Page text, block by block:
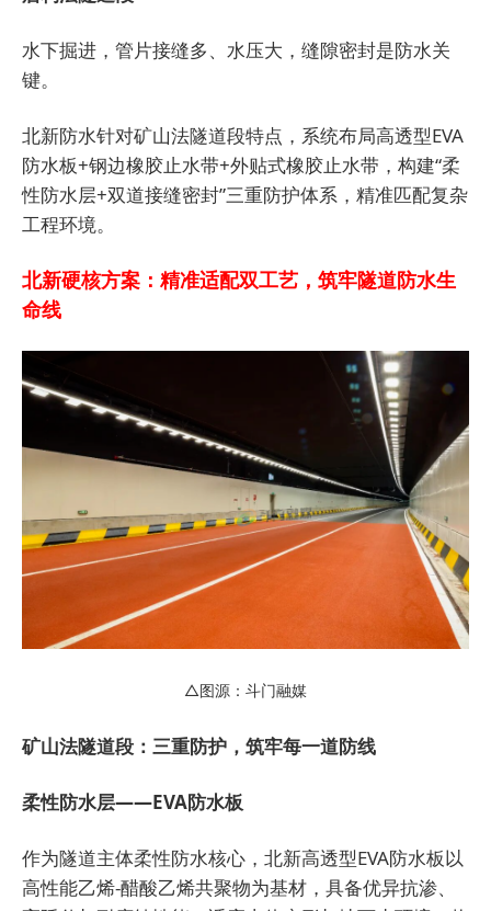
水下掘进，管片接缝多、水压大，缝隙密封是防水关
键。
北新防水针对矿山法隧道段特点，系统布局高透型EVA
防水板+钢边橡胶止水带+外贴式橡胶止水带，构建“柔
性防水层+双道接缝密封”三重防护体系，精准匹配复杂
工程环境。
北新硬核方案：精准适配双工艺，筑牢隧道防水生
命线
△图源：斗门融媒
矿山法隧道段：三重防护，筑牢每一道防线
柔性防水层——EVA防水板
作为隧道主体柔性防水核心，北新高透型EVA防水板以
高性能乙烯-醋酸乙烯共聚物为基材，具备优异抗渗、